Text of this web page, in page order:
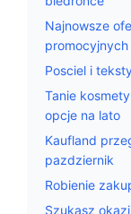
Najnowsze
promocyjnych
Posciel i
Tanie
opcje na lato
Kaufland
pazdziernik
Robienie
Szukasz